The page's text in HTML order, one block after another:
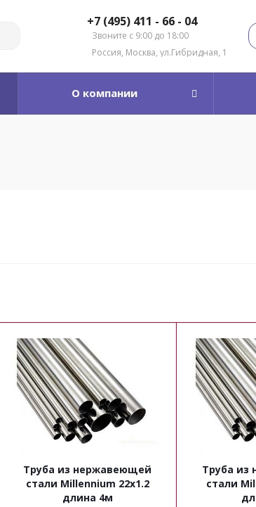
+7 (495) 411 - 66 - 04
Звоните с 9:00 до 18:00
Россия, Москва, ул.Гибридная, 1
О компании
Труба из нержавеющей
стали Millennium 22x1.2
длина 4м
Труба
стали